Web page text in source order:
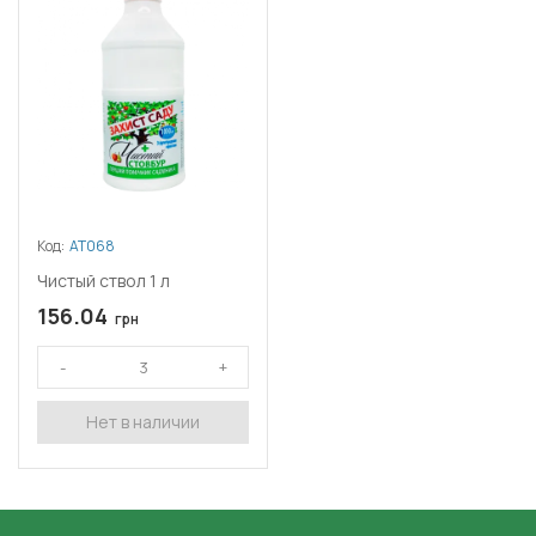
Код: АТ068
Чистый ствол 1 л
156.04 грн
Нет в наличии